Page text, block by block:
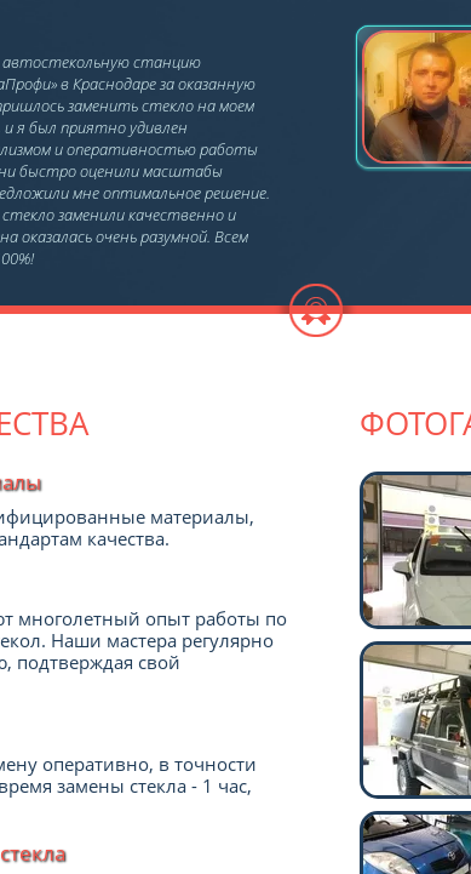
автостекольную станцию
в Краснодаре за оказанную
заменить стекло на моем
я был приятно удивлен
и оперативностью работы
быстро оценили масштабы
мне оптимальное решение.
заменили качественно и
оказалась очень разумной. Всем
материалы,
качества.
многолетный опыт работы по
Наши мастера регулярно
подтверждая свой
оперативно, в точности
замены стекла - 1 час,